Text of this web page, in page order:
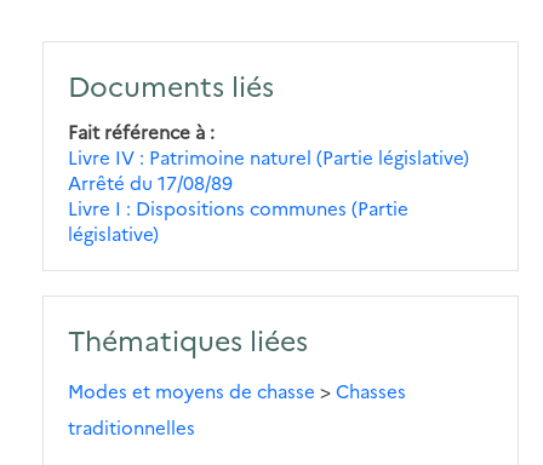
Documents liés
Fait référence à
Livre IV : Patrimoine naturel (Partie législative)
Arrêté du 17/08/89
Livre I : Dispositions communes (Partie
législative)
Thématiques liées
Modes et moyens de chasse >Chasses
traditionnelles